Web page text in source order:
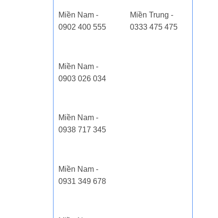
Miền Nam -
0902 400 555
Miền Nam -
0903 026 034
Miền Nam -
0938 717 345
Miền Nam -
0931 349 678
Miền Trung -
0333 475 475